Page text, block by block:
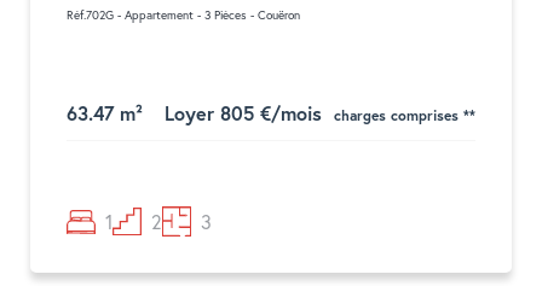
Réf.702G - Appartement - 3 Pièces - Couëron
63.47 m² Loyer 805 €/mois charges comprises **
1 2 3